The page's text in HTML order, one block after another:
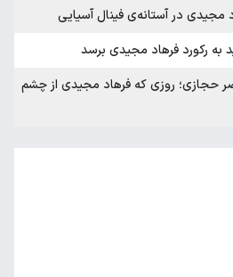
مجیدی در آستانه‌ی فینال آسیایی
به رکورد فرهاد مجیدی برسد
حجازی؛ روزی که فرهاد مجیدی از چشم